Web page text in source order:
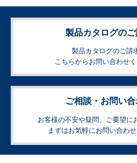
製品カタログの
製品カタログのご請
こちらからお問い合わせく
ご相談・お問い
お客様の不安や疑問、ご要望に
まずはお気軽にお問い合わせ